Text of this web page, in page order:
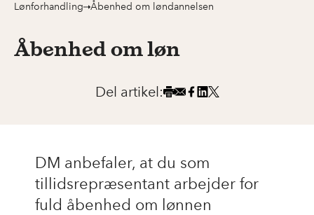
Lønforhandling
Åbenhed om løndannelsen
Åbenhed om løn
Del artikel:
DM anbefaler, at du som
tillidsrepræsentant arbejder for
fuld åbenhed om lønnen